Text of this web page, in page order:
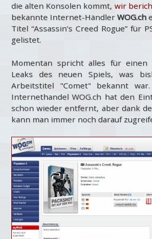
die alten Konsolen kommt, wir
bekannte Internet-Händler WOG.ch
Titel “Assassin’s Creed Rogue” für
gelistet.
Momentan spricht alles für einen
Leaks des neuen Spiels, was
Arbeitstitel "Comet" bekannt
Internethandel WOG.ch hat den
schon wieder entfernt, aber dank
kann man immer noch darauf